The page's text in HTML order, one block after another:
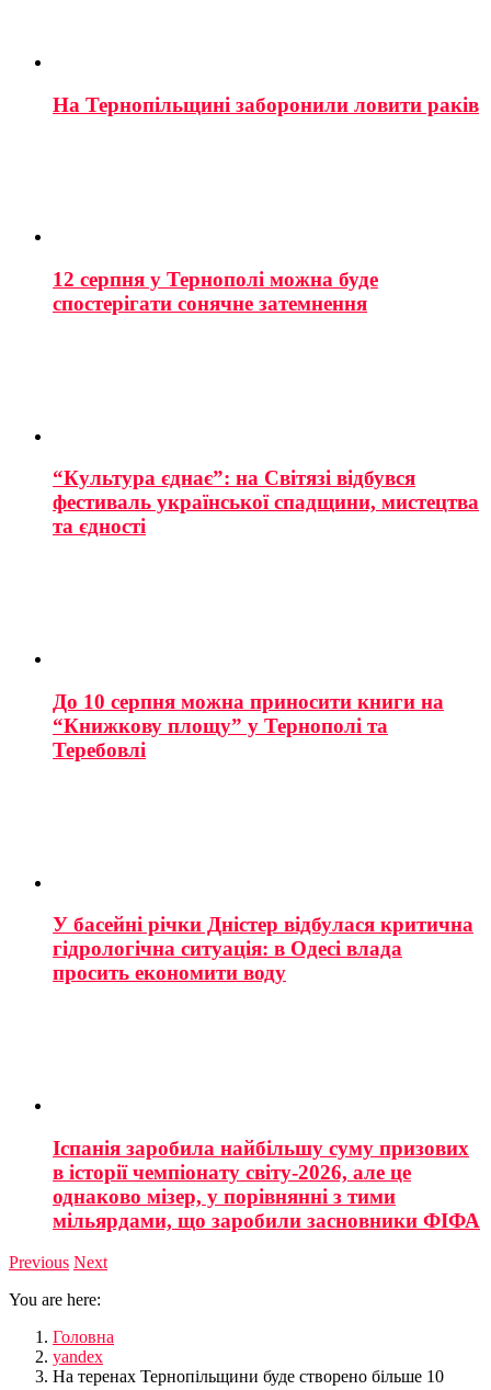
На Тернопільщині заборонили ловити раків
12 серпня у Тернополі можна буде
спостерігати сонячне затемнення
“Культура єднає”: на Світязі відбувся
фестиваль української спадщини, мистецтва
та єдності
До 10 серпня можна приносити книги на
“Книжкову площу” у Тернополі та
Теребовлі
У басейні річки Дністер відбулася критична
гідрологічна ситуація: в Одесі влада
просить економити воду
Іспанія заробила найбільшу суму призових
в історії чемпіонату світу-2026, але це
однаково мізер, у порівнянні з тими
мільярдами, що заробили засновники ФІФА
Previous Next
You are here:
Головна
yandex
На теренах Тернопільщини буде створено більше 10